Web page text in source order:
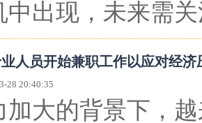
中出现，未来需
人员开始兼职工作以应对经济
28 20:40:35
加大的背景下，